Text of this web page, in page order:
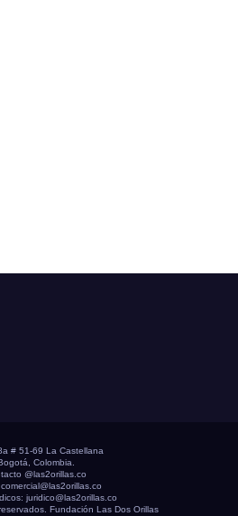
# 51-69 La Castellana
Colombia.
@las2orillas.co
comercial@las2orillas.co
juridico@las2orillas.co
Fundación Las Dos Orillas